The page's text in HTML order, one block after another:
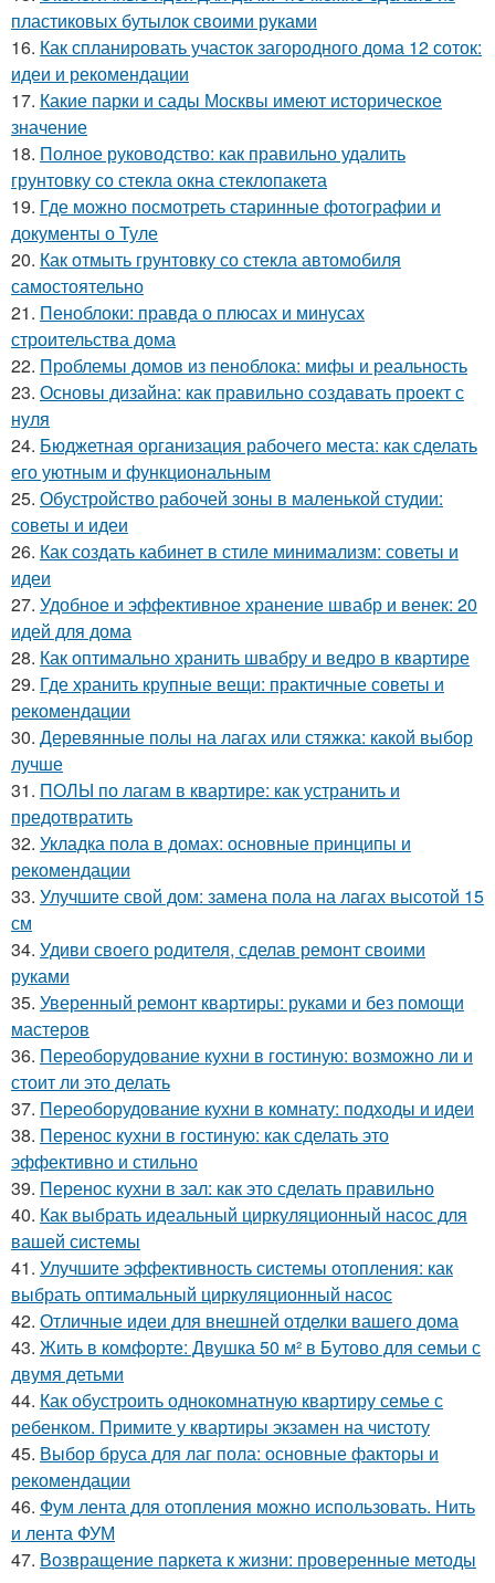
пластиковых бутылок своими руками
16. Как спланировать участок загородного дома 12 соток:
идеи и рекомендации
17. Какие парки и сады Москвы имеют историческое
значение
18. Полное руководство: как правильно удалить
грунтовку со стекла окна стеклопакета
19. Где можно посмотреть старинные фотографии и
документы о Туле
20. Как отмыть грунтовку со стекла автомобиля
самостоятельно
21. Пеноблоки: правда о плюсах и минусах
строительства дома
22. Проблемы домов из пеноблока: мифы и реальность
23. Основы дизайна: как правильно создавать проект с
нуля
24. Бюджетная организация рабочего места: как сделать
его уютным и функциональным
25. Обустройство рабочей зоны в маленькой студии:
советы и идеи
26. Как создать кабинет в стиле минимализм: советы и
идеи
27. Удобное и эффективное хранение швабр и венек: 20
идей для дома
28. Как оптимально хранить швабру и ведро в квартире
29. Где хранить крупные вещи: практичные советы и
рекомендации
30. Деревянные полы на лагах или стяжка: какой выбор
лучше
31. ПОЛЫ по лагам в квартире: как устранить и
предотвратить
32. Укладка пола в домах: основные принципы и
рекомендации
33. Улучшите свой дом: замена пола на лагах высотой 15
см
34. Удиви своего родителя, сделав ремонт своими
руками
35. Уверенный ремонт квартиры: руками и без помощи
мастеров
36. Переоборудование кухни в гостиную: возможно ли и
стоит ли это делать
37. Переоборудование кухни в комнату: подходы и идеи
38. Перенос кухни в гостиную: как сделать это
эффективно и стильно
39. Перенос кухни в зал: как это сделать правильно
40. Как выбрать идеальный циркуляционный насос для
вашей системы
41. Улучшите эффективность системы отопления: как
выбрать оптимальный циркуляционный насос
42. Отличные идеи для внешней отделки вашего дома
43. Жить в комфорте: Двушка 50 м² в Бутово для семьи с
двумя детьми
44. Как обустроить однокомнатную квартиру семье с
ребенком. Примите у квартиры экзамен на чистоту
45. Выбор бруса для лаг пола: основные факторы и
рекомендации
46. Фум лента для отопления можно использовать. Нить
и лента ФУМ
47. Возвращение паркета к жизни: проверенные методы